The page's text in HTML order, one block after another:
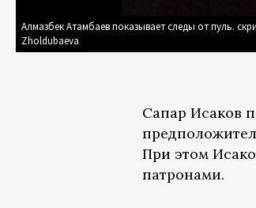
Алмазбек Атамбаев показывает следы от пуль.
Zholdubaeva
Сапар Исаков
При этом
патронами.